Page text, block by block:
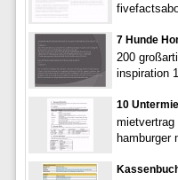
7 Hunde
200
inspiration
10
mietvertrag
hamburger